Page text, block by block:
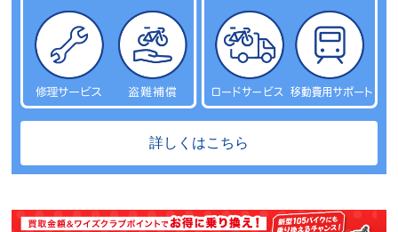
詳しくはこちら